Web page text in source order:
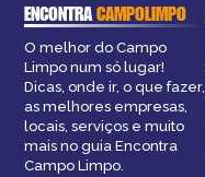
ENCONTRACAMPOLIMPO
O melhor do Campo
Limpo num só lugar!
Dicas, onde ir, o que fazer,
as melhores empresas,
locais, serviços e muito
mais no guia Encontra
Campo Limpo.